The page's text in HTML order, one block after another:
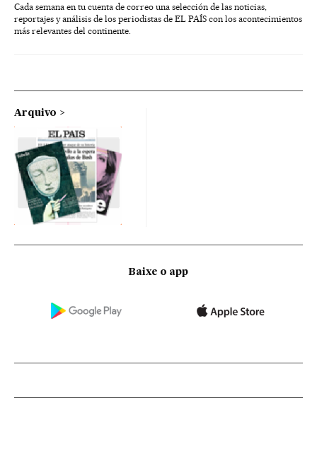
Cada semana en tu cuenta de correo una selección de las noticias,
reportajes y análisis de los periodistas de EL PAÍS con los acontecimientos
más relevantes del continente.
Arquivo
Baixe o app